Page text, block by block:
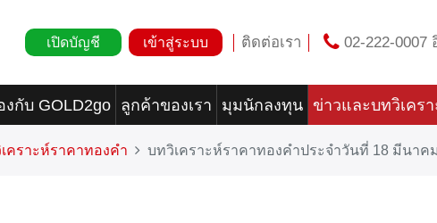
เปิดบัญชี เข้าสู่ระบบ ติดต่อเรา 02-222-0007
กับ GOLD2go ลูกค้าของเรา มุมนักลงทุน ข่าวและบทวิเคร
คราะห์ราคาทองคำ บทวิเคราะห์ราคาทองคำประจำวันที่ 18 มีนาค